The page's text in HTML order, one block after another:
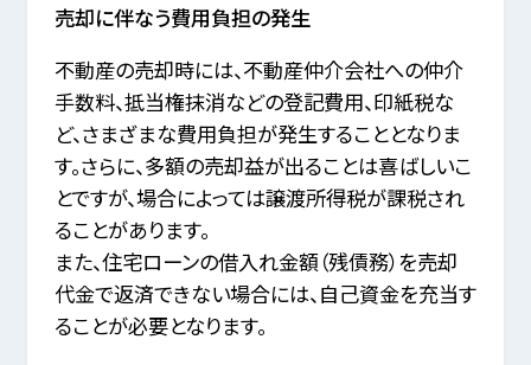
売却に伴なう費用負担の発生
不動産の売却時には、不動産仲介会社への仲介
手数料、抵当権抹消などの登記費用、印紙税な
ど、さまざまな費用負担が発生することとなりま
す。さらに、多額の売却益が出ることは喜ばしいこ
とですが、場合によっては譲渡所得税が課税され
ることがあります。
また、住宅ローンの借入れ金額（残債務）を売却
代金で返済できない場合には、自己資金を充当す
ることが必要となります。